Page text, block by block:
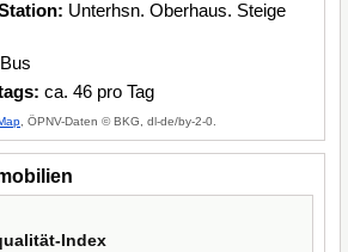
Unterhsn. Oberhaus. Steige
Bus
ca. 46 pro Tag
, ÖPNV-Daten © BKG, dl-de/by-2-0.
Index